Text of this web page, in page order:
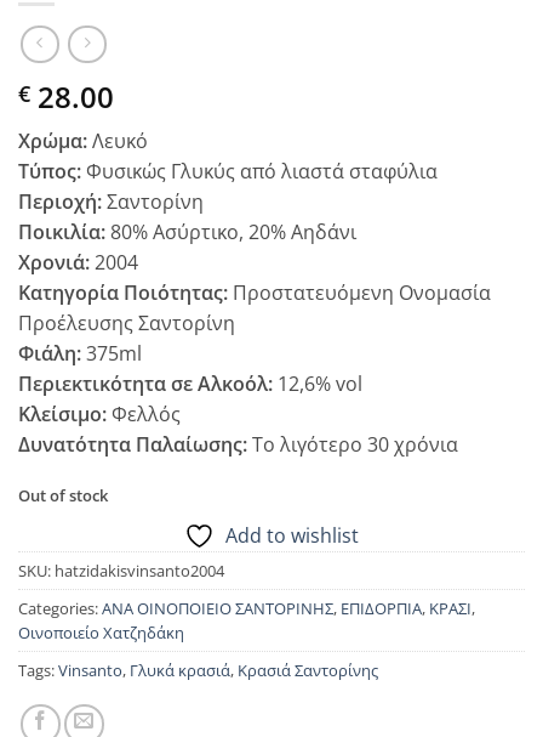
€ 28.00
Χρώμα:Λευκό
Τύπος:Φυσικώς Γλυκύς από λιαστά σταφύλια
Περιοχή:Σαντορίνη
Ποικιλία:80%Ασύρτικο, 20% Αηδάνι
Χρονιά:2004
Κατηγορία Ποιότητας: Προστατευόμενη Ονομασία
Προέλευσης Σαντορίνη
Φιάλη:375ml
Περιεκτικότητα σε Αλκοόλ: 12,6% vol
Κλείσιμο:Φελλός
Δυνατότητα Παλαίωσης:Το λιγότερο 30 χρόνια
Out of stock
Add to wishlist
SKU: hatzidakisvinsanto2004
Categories:ΑΝΑ ΟΙΝΟΠΟΙΕΙΟ ΣΑΝΤΟΡΙΝΗΣ, ΕΠΙΔΟΡΠΙΑ, ΚΡΑΣΙ,
Οινοποιείο Χατζηδάκη
Tags:Vinsanto, Γλυκά κρασιά, Κρασιά Σαντορίνης